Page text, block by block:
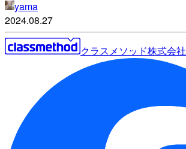
yama
2024.08.27
クラスメソッド株式会社